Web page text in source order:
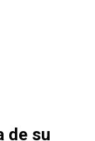
de su